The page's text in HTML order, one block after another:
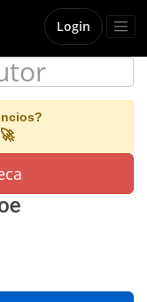
Login